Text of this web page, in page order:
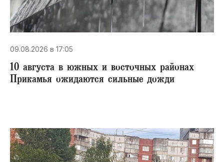
09.08.2026 в 17:05
10 августа в южных и восточных районах
Прикамья ожидаются сильные дожди